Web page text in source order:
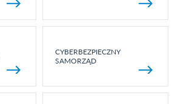
CYBERBEZPIECZNY
SAMORZĄD